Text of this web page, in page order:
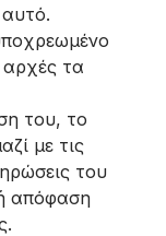
αρχές τα
του, το
με τις
του
απόφαση